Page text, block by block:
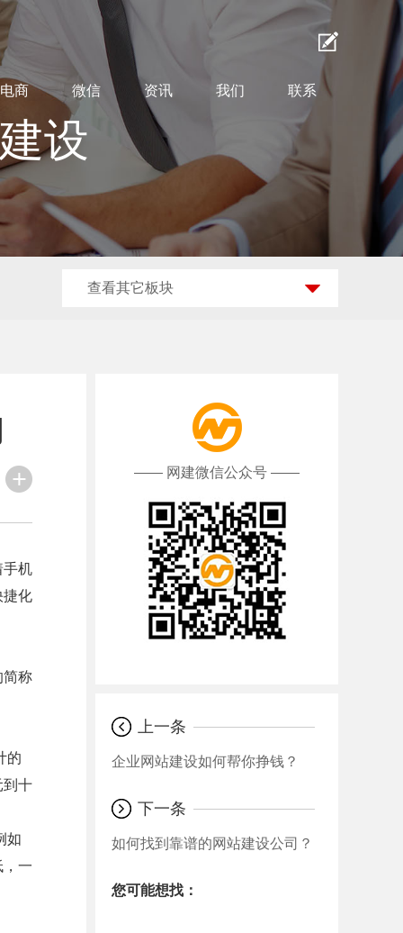
电商 微信 资讯 我们 联系
设
查看其它板块
手机
捷化
简称
的
到十
如
一
—— 网建微信公众号 ——
上一条
企业网站建设如何帮你挣钱？
下一条
如何找到靠谱的网站建设公司？
您可能想找：